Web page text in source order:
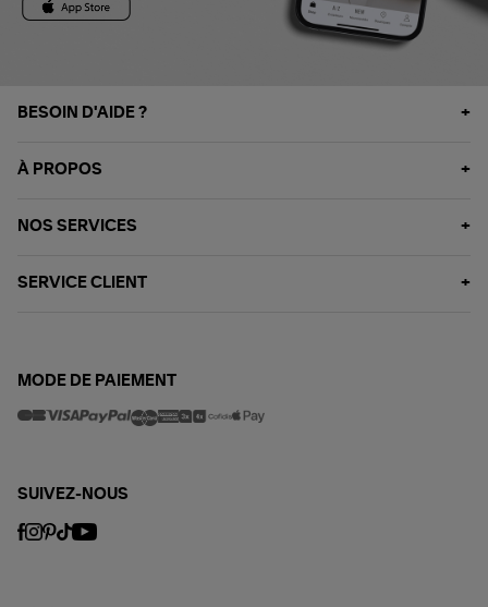
BESOIN D'AIDE ?
À PROPOS
NOS SERVICES
SERVICE CLIENT
MODE DE PAIEMENT
SUIVEZ-NOUS